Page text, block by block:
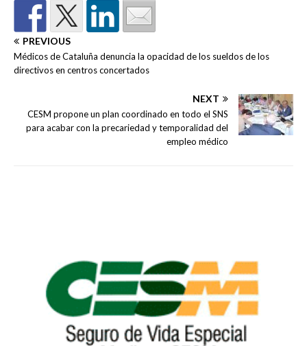
PREVIOUS
Médicos de Cataluña denuncia la opacidad de los sueldos de los
directivos en centros concertados
NEXT
CESM propone un plan coordinado en todo el SNS
para acabar con la precariedad y temporalidad del
empleo médico